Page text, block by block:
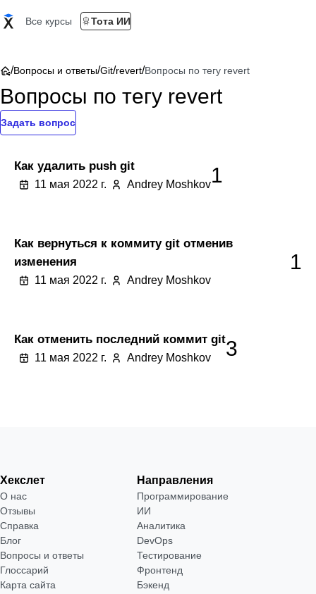
Все курсы Тота ИИ
/Вопросы и ответы/Git/revert/Вопросы по тегу revert
Вопросы по тегу revert
Задать вопрос
Как удалить push git
11 мая 2022 г. Andrey Moshkov1
Как вернуться к коммиту git отменив
изменения
11 мая 2022 г. Andrey Moshkov
1
Как отменить последний коммит git
11 мая 2022 г. Andrey Moshkov 3
Хекслет
О нас
Отзывы
Справка
Блог
Вопросы и ответы
Глоссарий
Карта сайта
Направления
Программирование
ИИ
Аналитика
DevOps
Тестирование
Фронтенд
Бэкенд